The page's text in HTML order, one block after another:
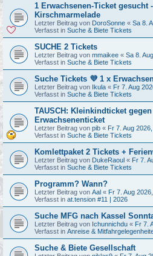
1 Erwachsenen-Ticket gesucht
Kirschmarmelade
Letzter Beitrag von DoroSonne « Sa 8.
Verfasst in Suche & Biete Tickets
SUCHE 2 Tickets
Letzter Beitrag von mmaikee « Sa 8.
Verfasst in Suche & Biete Tickets
Suche Tickets 💜 1 x
Letzter Beitrag von Ikula « Fr 7. Aug
Verfasst in Suche & Biete Tickets
TAUSCH: Kleinkindticket
Erwachsenenticket
Letzter Beitrag von pib « Fr 7. Aug
Verfasst in Suche & Biete Tickets
Komlettpaket 2 Tickets +
Letzter Beitrag von DukeRaoul « Fr 7.
Verfasst in Suche & Biete Tickets
Programm? Wann?
Letzter Beitrag von Aal « Fr 7. Aug
Verfasst in at.tension #11 | 2026
Suche MFG nach Kassel
Letzter Beitrag von Ichunnichdu « Fr 7.
Verfasst in Anreise &
Suche & Biete Gesellschaft